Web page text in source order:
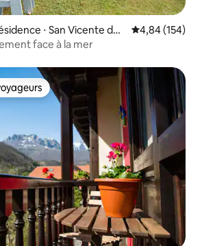
⋅ San Vicente de l
Évaluation
4,84 (154)
face à la mer
les plus appréciés